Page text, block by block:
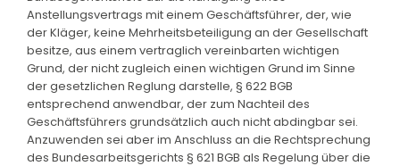
Anstellungsvertrags mit einem Geschäftsführer, der, wie
der Kläger, keine Mehrheitsbeteiligung an der Gesellschaft
besitze, aus einem vertraglich vereinbarten wichtigen
Grund, der nicht zugleich einen wichtigen Grund im Sinne
der gesetzlichen Reglung darstelle, § 622 BGB
entsprechend anwendbar, der zum Nachteil des
Geschäftsführers grundsätzlich auch nicht abdingbar sei.
Anzuwenden sei aber im Anschluss an die Rechtsprechung
des Bundesarbeitsgerichts § 621 BGB als Regelung über die